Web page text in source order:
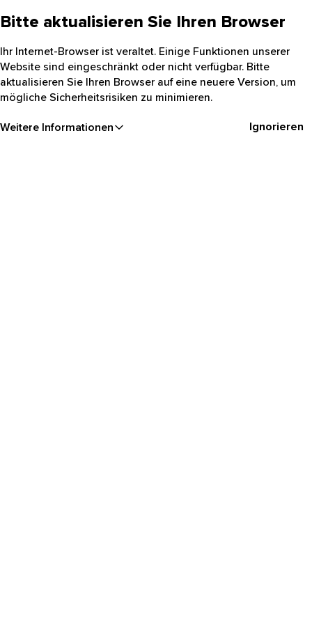
Bitte aktualisieren Sie Ihren Browser
Ihr Internet-Browser ist veraltet. Einige Funktionen unserer
Website sind eingeschränkt oder nicht verfügbar. Bitte
aktualisieren Sie Ihren Browser auf eine neuere Version, um
mögliche Sicherheitsrisiken zu minimieren.
Weitere Informationen Ignorieren